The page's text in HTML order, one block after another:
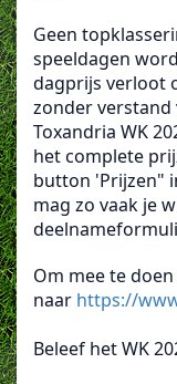
Geen
speeldagen
dagprijs verloot
zonder verstand
Toxandria WK
het complete
button 'Prijzen"
mag zo vaak je
Om mee te
naar https://
Beleef het WK